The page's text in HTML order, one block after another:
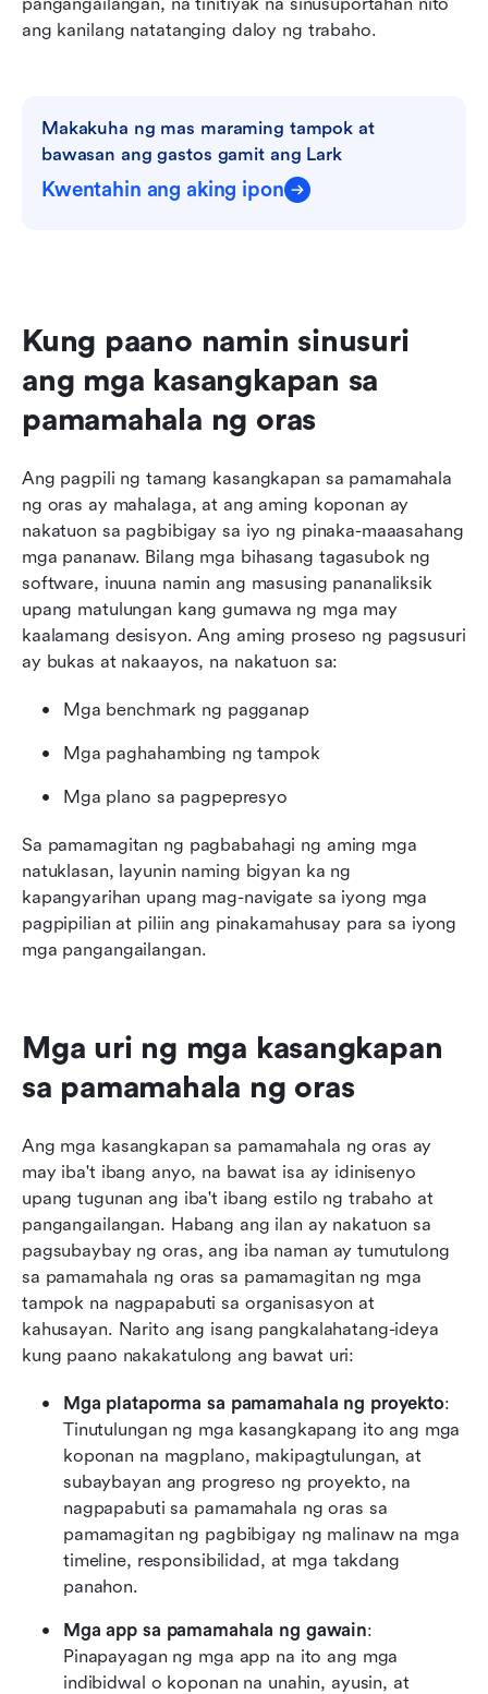
ang kanilang natatanging daloy ng trabaho.
Makakuha ng mas maraming tampok at
bawasan ang gastos gamit ang Lark
Kwentahin ang aking ipon
Kung paano namin sinusuri
ang mga kasangkapan sa
pamamahala ng oras
Ang pagpili ng tamang kasangkapan sa pamamahala
ng oras ay mahalaga, at ang aming koponan ay
nakatuon sa pagbibigay sa iyo ng pinaka-maaasahang
mga pananaw. Bilang mga bihasang tagasubok ng
software, inuuna namin ang masusing pananaliksik
upang matulungan kang gumawa ng mga may
kaalamang desisyon. Ang aming proseso ng pagsusuri
ay bukas at nakaayos, na nakatuon sa:
Mga benchmark ng pagganap
Mga paghahambing ng tampok
Mga plano sa pagpepresyo
Sa pamamagitan ng pagbabahagi ng aming mga
natuklasan, layunin naming bigyan ka ng
kapangyarihan upang mag-navigate sa iyong mga
pagpipilian at piliin ang pinakamahusay para sa iyong
mga pangangailangan.
Mga uri ng mga kasangkapan
sa pamamahala ng oras
Ang mga kasangkapan sa pamamahala ng oras ay
may iba't ibang anyo, na bawat isa ay idinisenyo
upang tugunan ang iba't ibang estilo ng trabaho at
pangangailangan. Habang ang ilan ay nakatuon sa
pagsubaybay ng oras, ang iba naman ay tumutulong
sa pamamahala ng oras sa pamamagitan ng mga
tampok na nagpapabuti sa organisasyon at
kahusayan. Narito ang isang pangkalahatang-ideya
kung paano nakakatulong ang bawat uri:
Mga plataporma sa pamamahala ng proyekto:
Tinutulungan ng mga kasangkapang ito ang mga
koponan na magplano, makipagtulungan, at
subaybayan ang progreso ng proyekto, na
nagpapabuti sa pamamahala ng oras sa
pamamagitan ng pagbibigay ng malinaw na mga
timeline, responsibilidad, at mga takdang
panahon.
Mga app sa pamamahala ng gawain:
Pinapayagan ng mga app na ito ang mga
indibidwal o koponan na unahin, ayusin, at